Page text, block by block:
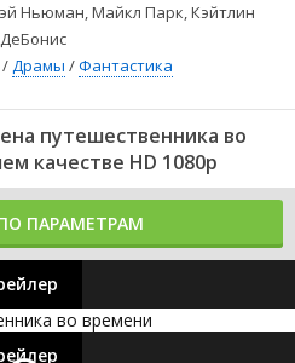
Ньюман, Майкл Парк, Кэйтлин
/Драмы /Фантастика
путешественника во
качестве HD 1080p
ПАРАМЕТРАМ